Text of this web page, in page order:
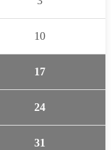
10
17
24
31